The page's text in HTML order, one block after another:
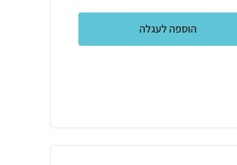
הוספה לעגלה